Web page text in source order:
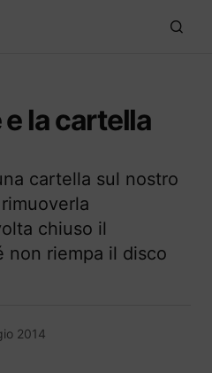
la cartella
cartella sul nostro
chiuso il
non riempa il disco
2014